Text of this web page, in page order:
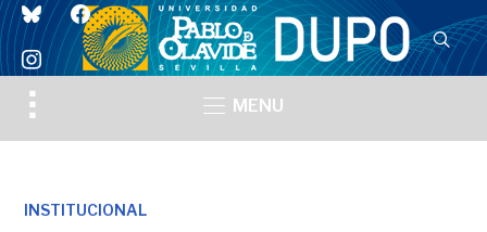
blueskyfacebook
instagram
Toggle
sidebar
MENU
INSTITUCIONAL